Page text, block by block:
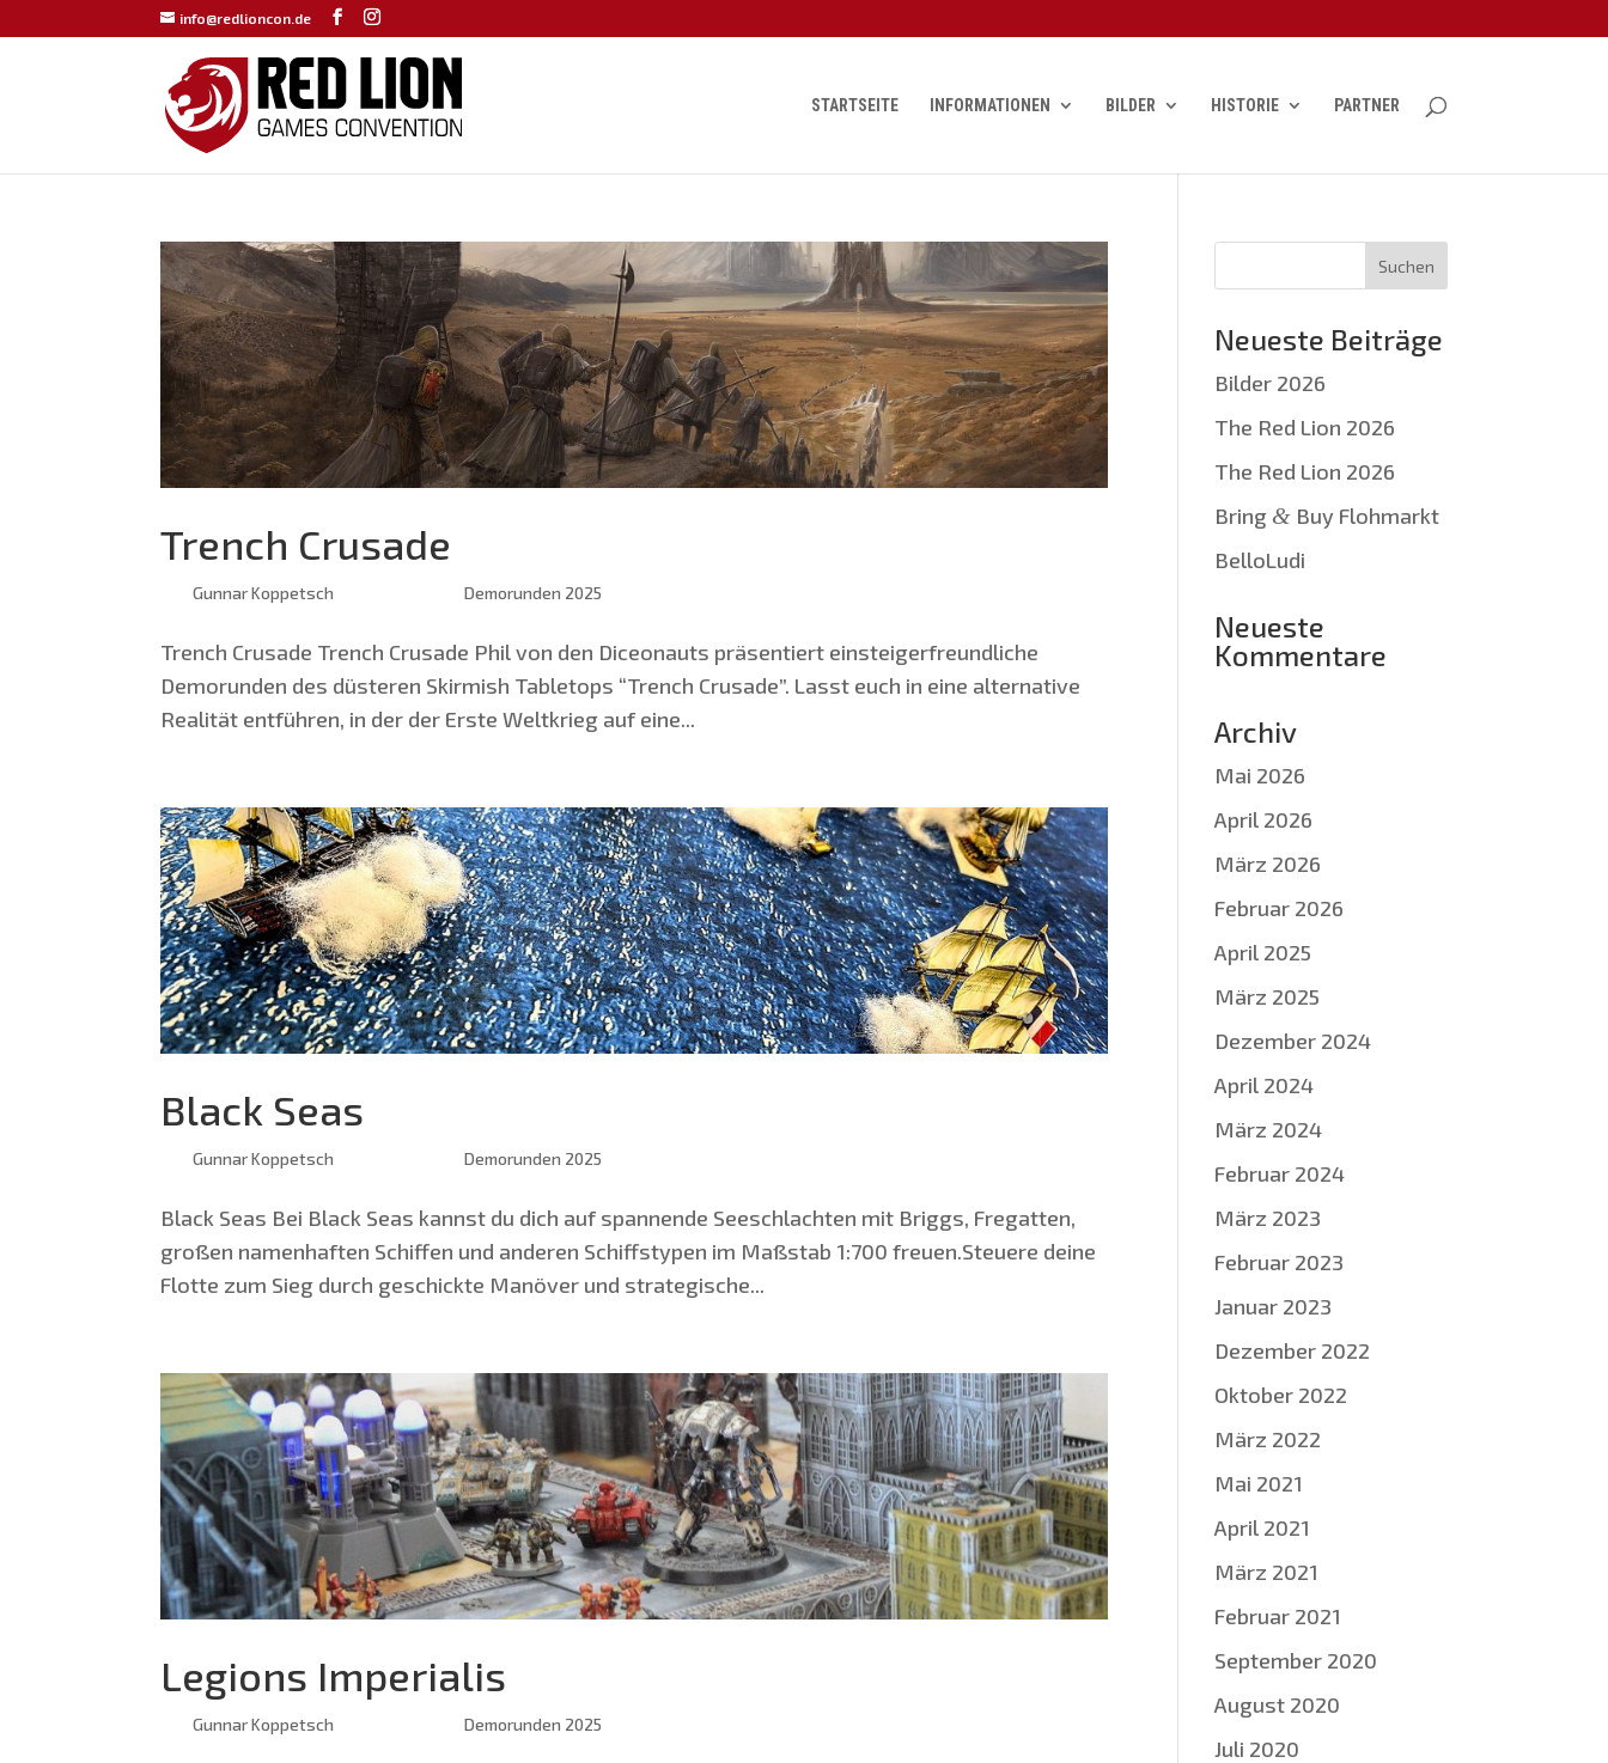
info@redlioncon.de
STARTSEITE INFORMATIONEN BILDER HISTORIE PARTNER
Trench Crusade
vonGunnar Koppetsch |Demorunden 2025
Trench Cru­sa­de Trench Cru­sa­de Phil von den Diceon­auts prä­sen­tiert ein­steig­er­freund­li­che
Demorun­den des düs­te­ren Skir­mish Table­tops “Trench Cru­sa­de”. Lasst euch in eine alter­na­ti­ve
Rea­li­tät ent­füh­ren, in der der Ers­te Welt­krieg auf eine...
Black Seas
vonGunnar Koppetsch |Demorunden 2025
Black Seas Bei Black Seas kannst du dich auf span­nen­de See­schlach­ten mit Briggs, Fre­gat­ten,
gro­ßen namen­haf­ten Schif­fen und ande­ren Schiffs­ty­pen im Maß­stab 1:700 freuen.Steuere dei­ne
Flot­te zum Sieg durch geschick­te Manö­ver und stra­te­gi­sche...
Legions Imperialis
vonGunnar Koppetsch |Demorunden 2025
Neueste Beiträge
Bilder 2026
The Red Lion 2026
The Red Lion 2026
Bring & Buy Flohmarkt
BelloLudi
Neueste
Kommentare
Archiv
Mai 2026
April 2026
März 2026
Februar 2026
April 2025
März 2025
Dezember 2024
April 2024
März 2024
Februar 2024
März 2023
Februar 2023
Januar 2023
Dezember 2022
Oktober 2022
März 2022
Mai 2021
April 2021
März 2021
Februar 2021
September 2020
August 2020
Juli 2020